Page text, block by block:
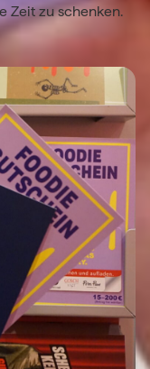
Zeit zu schenken.